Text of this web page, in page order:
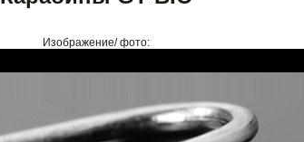
Изображение/ фото: